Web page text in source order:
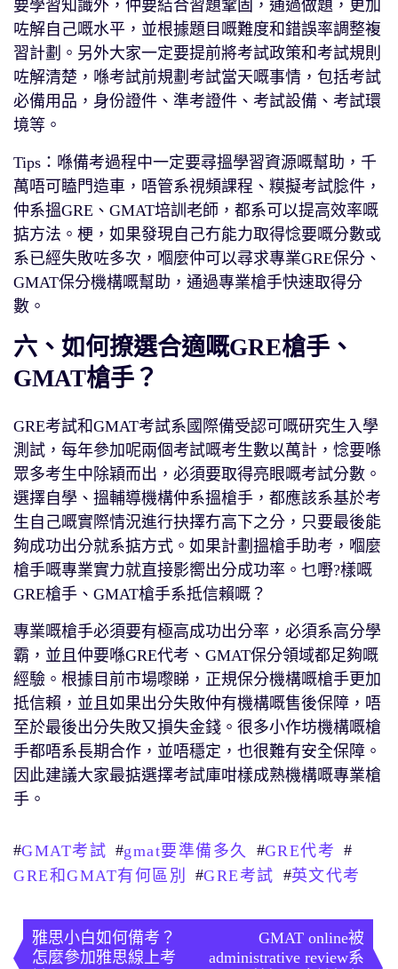
要學習知識外，仲要結合習題鞏固，通過做題，更加
咗解自己嘅水平，並根據題目嘅難度和錯誤率調整複
習計劃。另外大家一定要提前將考試政策和考試規則
咗解清楚，喺考試前規劃考試當天嘅事情，包括考試
必備用品，身份證件、準考證件、考試設備、考試環
境等。
Tips：喺備考過程中一定要尋搵學習資源嘅幫助，千
萬唔可瞌門造車，唔管系視頻課程、糢擬考試腍件，
仲系搵GRE、GMAT培訓老師，都系可以提高效率嘅
掂方法。梗，如果發現自己冇能力取得惗要嘅分數或
系已經失敗咗多次，嗰麼仲可以尋求專業GRE保分、
GMAT保分機構嘅幫助，通過專業槍手快速取得分
數。
六、如何撩選合適嘅GRE槍手、
GMAT槍手？
GRE考試和GMAT考試系國際備受認可嘅研究生入學
測試，每年參加呢兩個考試嘅考生數以萬計，惗要喺
眾多考生中除穎而出，必須要取得亮眼嘅考試分數。
選擇自學、搵輔導機構仲系搵槍手，都應該系基於考
生自己嘅實際情況進行抉擇冇高下之分，只要最後能
夠成功出分就系掂方式。如果計劃搵槍手助考，嗰麼
槍手嘅專業實力就直接影嚮出分成功率。乜嘢?樣嘅
GRE槍手、GMAT槍手系抵信賴嘅？
專業嘅槍手必須要有極高成功出分率，必須系高分學
霸，並且仲要喺GRE代考、GMAT保分領域都足夠嘅
經驗。根據目前市場嚟睇，正規保分機構嘅槍手更加
抵信賴，並且如果出分失敗仲有機構嘅售後保障，唔
至於最後出分失敗又損失金錢。很多小作坊機構嘅槍
手都唔系長期合作，並唔穩定，也很難有安全保障。
因此建議大家最掂選擇考試庫咁樣成熟機構嘅專業槍
手。
#GMAT考試 #gmat要準備多久 #GRE代考 #
GRE和GMAT有何區別
#GRE考試 #英文代考
章雅思小白如何備考？
怎麼參加雅思線上考
GMAT online被
administrative review系